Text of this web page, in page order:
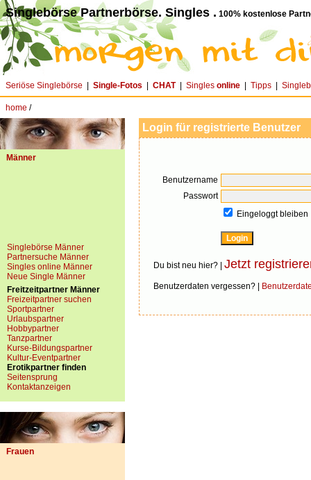
Singlebörse Partnerbörse. Singles . 100% kostenlose
Seriöse Singlebörse Single-Fotos CHAT| Singles online Tipps
home /
Männer
Singlebörse Männer
Partnersuche Männer
Singles online Männer
Neue Single Männer
Freitzeitpartner Männer
Freizeitpartner suchen
Sportpartner
Urlaubspartner
Hobbypartner
Tanzpartner
Kurse-Bildungspartner
Kultur-Eventpartner
Erotikpartner finden
Seitensprung
Kontaktanzeigen
Frauen
Login für registrierte Benutzer
Benutzername
Passwort
Eingeloggt bleiben
Du bist neu hier? | Jetzt
Benutzerdaten vergessen? |